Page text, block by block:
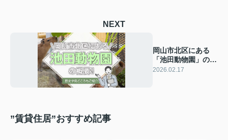
NEXT
岡山市北区にある
「池田動物園」の概
要！歴史や見どころ
2026.02.17
”賃貸住居”おすすめ記事